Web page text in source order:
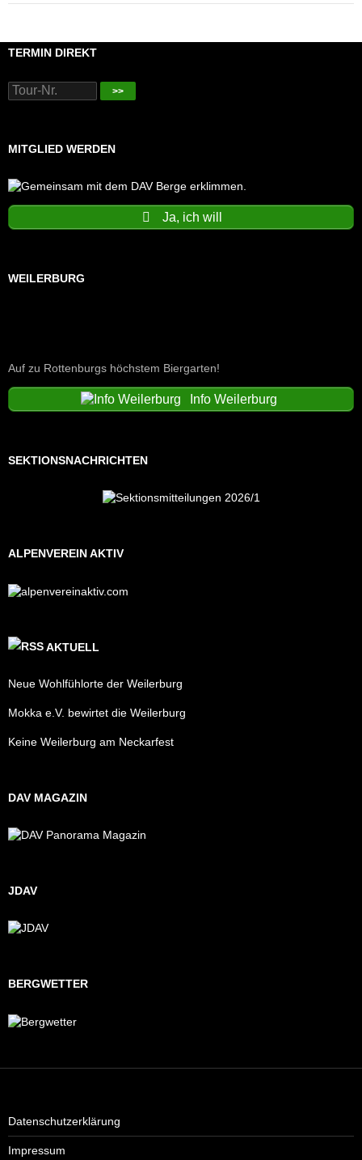
TERMIN DIREKT
>>
MITGLIED WERDEN
Ja, ich will
WEILERBURG
Auf zu Rottenburgs höchstem Biergarten!
Info Weilerburg
SEKTIONSNACHRICHTEN
ALPENVEREIN AKTIV
AKTUELL
Neue Wohlfühlorte der Weilerburg
Mokka e.V. bewirtet die Weilerburg
Keine Weilerburg am Neckarfest
DAV MAGAZIN
JDAV
BERGWETTER
Datenschutzerklärung
Impressum